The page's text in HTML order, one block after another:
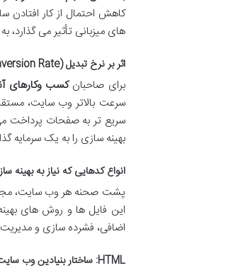
کاهش احتمال از کار افتادن
های میزبانی تأثیر می گذارد،
اثر بر نرخ تبدیل (Conversion Rate)
برای صاحبانکسب وکارهای
سرعت بالاتر وب سایت،
سریع تر به صفحات پرداخت
بهینه سازی را به یک سرمایه
انواع کدهایی که نیاز به
پشت صحنه هر وب سایت،
این فایل ها و روش های
اضافی، فشرده سازی و
HTML: ساختار بنیادین وب سایت